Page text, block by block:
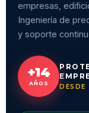
empresas,
Ingeniería de
y soporte
+14
AÑOS DESDE